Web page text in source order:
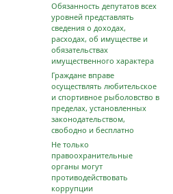
Обязанность депутатов всех
уровней представлять
сведения о доходах,
расходах, об имуществе и
обязательствах
имущественного характера
Граждане вправе
осуществлять любительское
и спортивное рыболовство в
пределах, установленных
законодательством,
свободно и бесплатно
Не только
правоохранительные
органы могут
противодействовать
коррупции